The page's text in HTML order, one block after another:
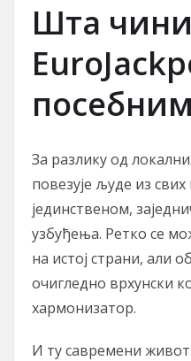
Шта чини
посебним
За разлику од
повезује људе из
јединственом,
узбуђења. Ретко се
на истој страни, али
очигледно врхунски
хармонизатор.
И ту савремени